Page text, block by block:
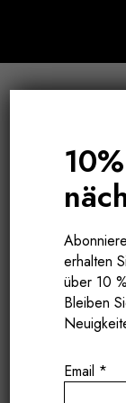
SOLD OUT|
erhalten
über 10
Bleiben
Email *